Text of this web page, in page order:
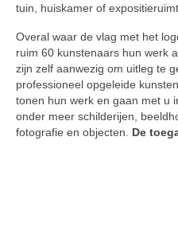
tuin, huiskamer of
Overal waar de vlag met het
ruim 60 kunstenaars hun werk
zijn zelf aanwezig om uitleg te
professioneel opgeleide
tonen hun werk en gaan met u
onder meer schilderijen,
fotografie en objecten. De